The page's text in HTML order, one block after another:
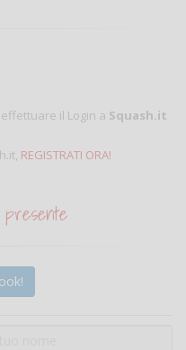
il Login a Squash.it
REGISTRATI ORA!
presente